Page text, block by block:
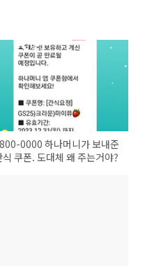
0000 하나머니가 보내준
식 쿠폰. 도대체 왜 주는거야?